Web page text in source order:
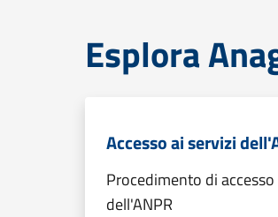
Esplora
Accesso ai servizi
Procedimento di
dell'ANPR